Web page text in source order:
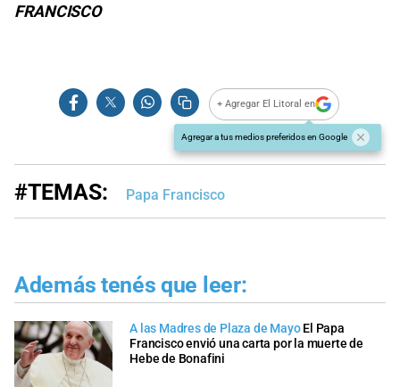
FRANCISCO
+ Agregar El Litoral en
Agregar a tus medios preferidos en Google
#TEMAS: Papa Francisco
Además tenés que leer:
A las Madres de Plaza de Mayo El Papa
Francisco envió una carta por la muerte de
Hebe de Bonafini